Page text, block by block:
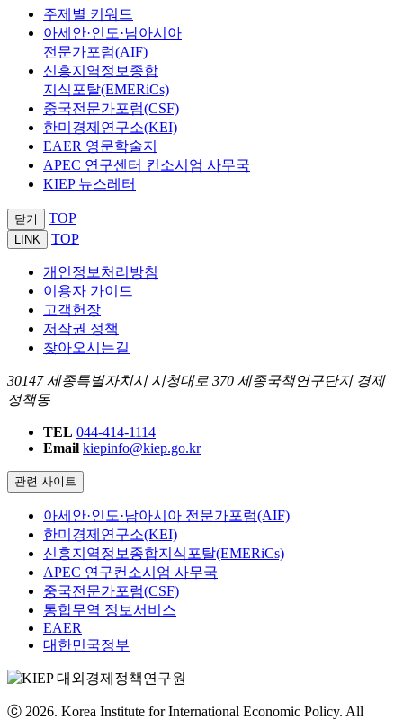
주제별 키워드
아세안·인도·남아시아
전문가포럼(AIF)
신흥지역정보종합
지식포탈(EMERiCs)
중국전문가포럼(CSF)
한미경제연구소(KEI)
EAER 영문학술지
APEC 연구센터 컨소시엄 사무국
KIEP 뉴스레터
닫기 TOP
LINK TOP
개인정보처리방침
이용자 가이드
고객헌장
저작권 정책
찾아오시는길
30147 세종특별자치시 시청대로 370 세종국책연구단지 경제
정책동
TEL 044-414-1114
Email kiepinfo@kiep.go.kr
관련 사이트
아세안·인도·남아시아 전문가포럼(AIF)
한미경제연구소(KEI)
신흥지역정보종합지식포탈(EMERiCs)
APEC 연구컨소시엄 사무국
중국전문가포럼(CSF)
통합무역 정보서비스
EAER
대한민국정부
ⓒ 2026. Korea Institute for International Economic Policy. All